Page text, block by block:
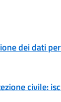
dei dati
civile: